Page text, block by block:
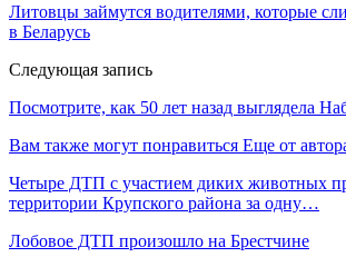
Литовцы займутся водителями, которые
в Беларусь
Следующая запись
Посмотрите, как 50 лет назад выглядела
Вам также могут понравиться Еще от
Четыре ДТП с участием диких животных
территории Крупского района за одну…
Лобовое ДТП произошло на Брестчине